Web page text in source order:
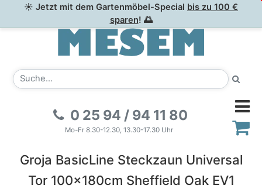
☀ Jetzt mit dem Gartenmöbel-Special bis zu 100 €
sparen! 🌅
0 25 94 / 94 11 80
Mo-Fr 8.30-12.30, 13.30-17.30 Uhr
Groja BasicLine Steckzaun Universal
Tor 100x180cm Sheffield Oak EV1